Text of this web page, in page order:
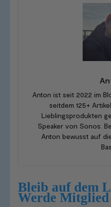
Anton ist seit 2022 im
seitdem 125+
Lieblingsprodukten
Speaker von Sonos.
Anton bewusst auf
Bleib auf dem
Werde